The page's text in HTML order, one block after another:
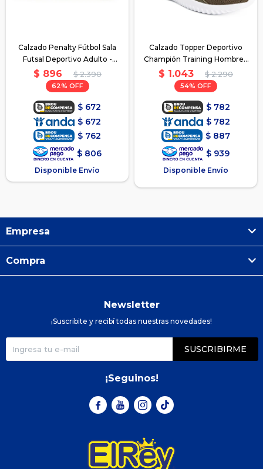
Calzado Penalty Fútbol Sala
Futsal Deportivo Adulto -
Verde
$ 896 $ 2.390
62
$ 672
$ 672
$ 762
$ 806
Disponible Envío
Calzado Topper Deportivo
Champión Training Hombre -
Verde-Naranja
$ 1.043 $ 2.290
54
$ 782
$ 782
$ 887
$ 939
Disponible Envío
Empresa
Compra
Newsletter
¡Suscribite y recibí todas nuestras novedades!
SUSCRIBIRME
¡Seguinos!
  